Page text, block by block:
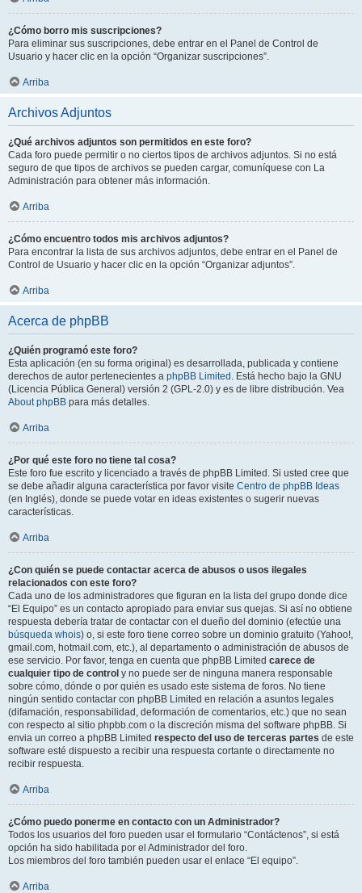
¿Cómo borro mis suscripciones?
Para eliminar sus suscripciones, debe entrar en el Panel de Control de
Usuario y hacer clic en la opción “Organizar suscripciones”.
Arriba
Archivos Adjuntos
¿Qué archivos adjuntos son permitidos en este foro?
Cada foro puede permitir o no ciertos tipos de archivos adjuntos. Si no está
seguro de que tipos de archivos se pueden cargar, comuníquese con La
Administración para obtener más información.
Arriba
¿Cómo encuentro todos mis archivos adjuntos?
Para encontrar la lista de sus archivos adjuntos, debe entrar en el Panel de
Control de Usuario y hacer clic en la opción “Organizar adjuntos”.
Arriba
Acerca de phpBB
¿Quién programó este foro?
Esta aplicación (en su forma original) es desarrollada, publicada y contiene
derechos de autor pertenecientes a phpBB Limited . Está hecho bajo la GNU
(Licencia Pública General) versión 2 (GPL-2.0) y es de libre distribución. Vea
About phpBB para más detalles.
Arriba
¿Por qué este foro no tiene tal cosa?
Este foro fue escrito y licenciado a través de phpBB Limited. Si usted cree que
se debe añadir alguna característica por favor visite Centro de phpBB Ideas
(en Inglés), donde se puede votar en ideas existentes o sugerir nuevas
características.
Arriba
¿Con quién se puede contactar acerca de abusos o usos ilegales
relacionados con este foro?
Cada uno de los administradores que figuran en la lista del grupo donde dice
“El Equipo” es un contacto apropiado para enviar sus quejas. Si así no obtiene
respuesta debería tratar de contactar con el dueño del dominio (efectúe una
búsqueda whois) o, si este foro tiene correo sobre un dominio gratuito (Yahoo!,
gmail.com, hotmail.com, etc.), al departamento o administración de abusos de
ese servicio. Por favor, tenga en cuenta que phpBB Limited carece de
cualquier tipo de control y no puede ser de ninguna manera responsable
sobre cómo, dónde o por quién es usado este sistema de foros. No tiene
ningún sentido contactar con phpBB Limited en relación a asuntos legales
(difamación, responsabilidad, deformación de comentarios, etc.) que no sean
con respecto al sitio phpbb.com o la discreción misma del software phpBB. Si
envia un correo a phpBB Limited respecto del uso de terceras partes de este
software esté dispuesto a recibir una respuesta cortante o directamente no
recibir respuesta.
Arriba
¿Cómo puedo ponerme en contacto con un Administrador?
Todos los usuarios del foro pueden usar el formulario “Contáctenos”, si está
opción ha sido habilitada por el Administrador del foro.
Los miembros del foro también pueden usar el enlace “El equipo”.
Arriba